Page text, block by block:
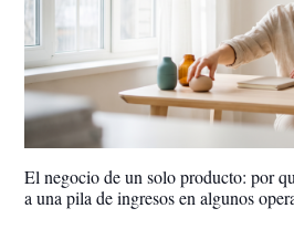
El negocio de un solo producto: por
a una pila de ingresos en algunos